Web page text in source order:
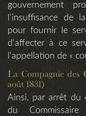
gouvernement
l'insuffisance de
pour fournir le
d'affecter à ce
l'appellation de «
La Compagnie des
août 1831)
Ainsi, par arrêt du
du